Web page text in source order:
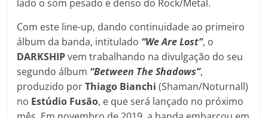
lado o som pesado e denso do Rock/Metal.
Com este line-up, dando continuidade ao primeiro
álbum da banda, intitulado “We Are Lost”, o
DARKSHIPvem trabalhando na divulgação do seu
segundo álbum “Between The Shadows”,
produzido porThiago Bianchi (Shaman/Noturnall)
no Estúdio Fusão, e que será lançado no próximo